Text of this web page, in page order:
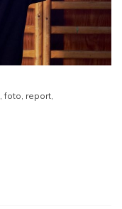
,foto, report,